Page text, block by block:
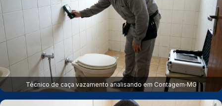
Técnico de caça vazamento analisando em Contagem‑MG